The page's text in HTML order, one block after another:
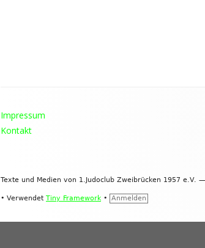
Inhalt
Impressum
Kontakt
Texte und Medien von 1.Judoclub Zweibrücken 1957 e.V.
• Verwendet Tiny Framework • Anmelden